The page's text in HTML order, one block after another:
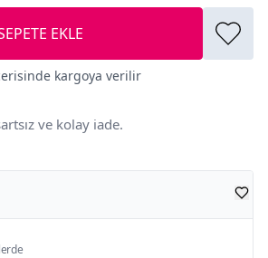
EKLE
kargoya verilir
ve kolay iade.